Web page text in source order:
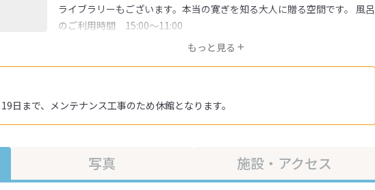
日まで、メンテナンス工事のため休館となります。
もっと見る
ライブラリーもございます。本当の寛ぎを知る大人に贈る空間です。 風呂
のご利用時間 15:00～11:00
写真 施設・アクセス